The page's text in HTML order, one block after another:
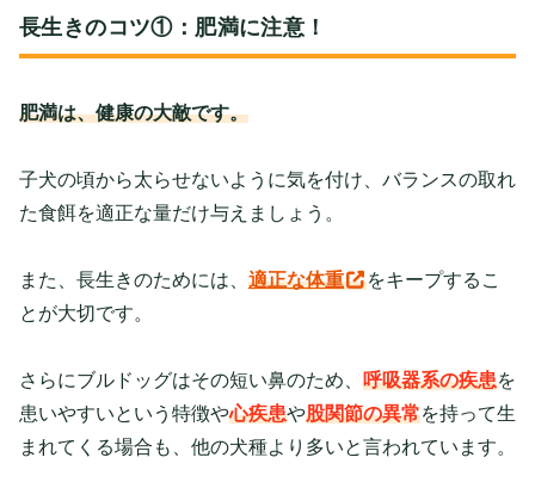
長生きのコツ①：肥満に注意！
肥満は、健康の大敵です。
子犬の頃から太らせないように気を付け、バランスの取れ
た食餌を適正な量だけ与えましょう。
また、長生きのためには、 適正な体重 をキープするこ
とが大切です。
さらにブルドッグはその短い鼻のため、 呼吸器系の疾患を
患いやすいという特徴や心疾患や股関節の異常を持って生
まれてくる場合も、他の犬種より多いと言われています。